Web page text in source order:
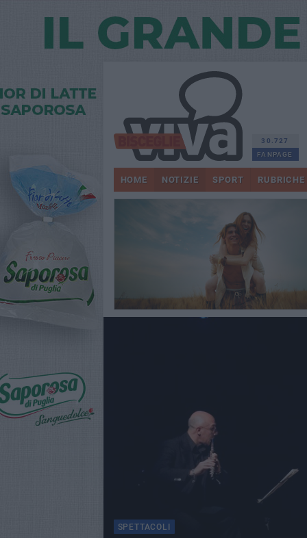
30.727
FANPAGE
HOME NOTIZIE SPORT RUBRICHE
SPETTACOLI